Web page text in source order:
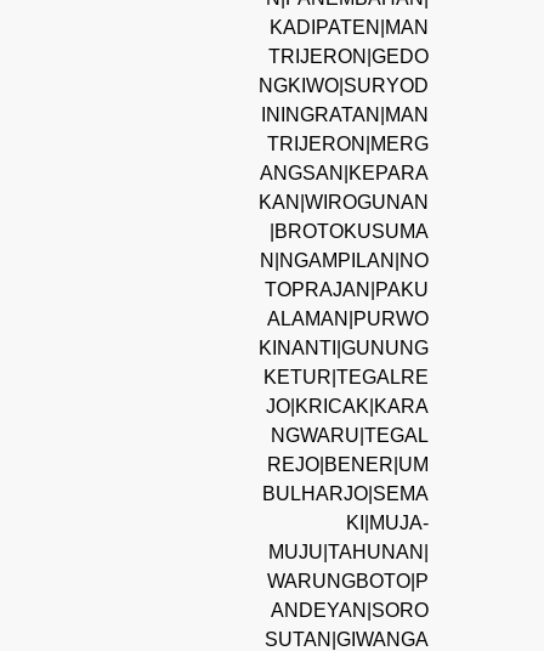
KADIPATEN|MAN
TRIJERON|GEDO
NGKIWO|SURYOD
ININGRATAN|MAN
TRIJERON|MERG
ANGSAN|KEPARA
KAN|WIROGUNAN
|BROTOKUSUMA
N|NGAMPILAN|NO
TOPRAJAN|PAKU
ALAMAN|PURWO
KINANTI|GUNUNG
KETUR|TEGALRE
JO|KRICAK|KARA
NGWARU|TEGAL
REJO|BENER|UM
BULHARJO|SEMA
KI|MUJA-
MUJU|TAHUNAN|
WARUNGBOTO|P
ANDEYAN|SORO
SUTAN|GIWANGA